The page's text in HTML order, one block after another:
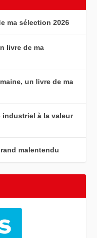
ma sélection 2026
livre de ma
un livre de ma
industriel à la valeur
malentendu